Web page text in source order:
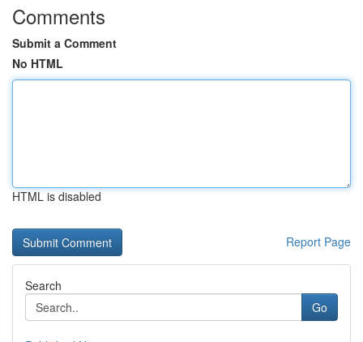
Comments
Submit a Comment
No HTML
HTML is disabled
Report Page
Search
Go